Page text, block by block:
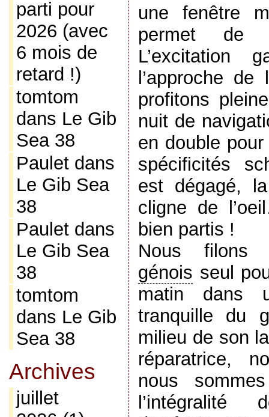
parti pour
2026 (avec
6 mois de
retard !)
tomtom
dans Le Gib
Sea 38
Pauletdans
Le Gib Sea
38
Pauletdans
Le Gib Sea
38
tomtom
dans Le Gib
Sea 38
Archives
juillet
une fenêtre
permet de
L’excitation
l’approche de
profitons
nuit de
en double
spécificités
est dégagé,
cligne de
bien partis !
Nous filons
génois seul
matin dans
tranquille du
milieu de son
réparatrice,
nous